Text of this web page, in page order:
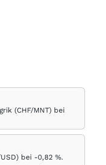
(CHF/MNT) bei
bei -0,82 %.